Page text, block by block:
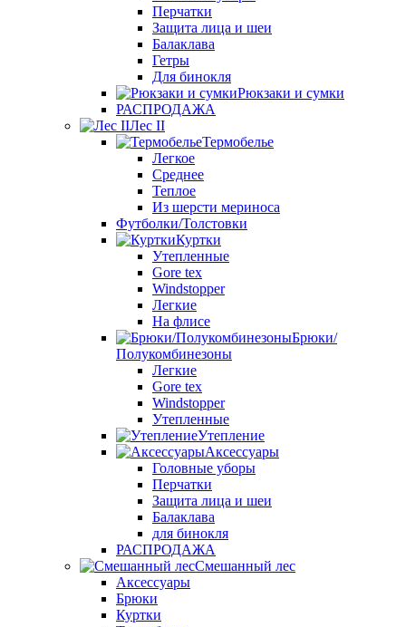
Перчатки
Защита лица и шеи
Балаклава
Гетры
Для бинокля
Рюкзаки и сумки
РАСПРОДАЖА
Лес II
Термобелье
Легкое
Среднее
Теплое
Из шерсти мериноса
Футболки/Толстовки
Куртки
Утепленные
Gore tex
Windstopper
Легкие
На флисе
Брюки/
Полукомбинезоны
Легкие
Gore tex
Windstopper
Утепленные
Утепление
Аксессуары
Головные уборы
Перчатки
Защита лица и шеи
Балаклава
для бинокля
РАСПРОДАЖА
Смешанный лес
Аксессуары
Брюки
Куртки